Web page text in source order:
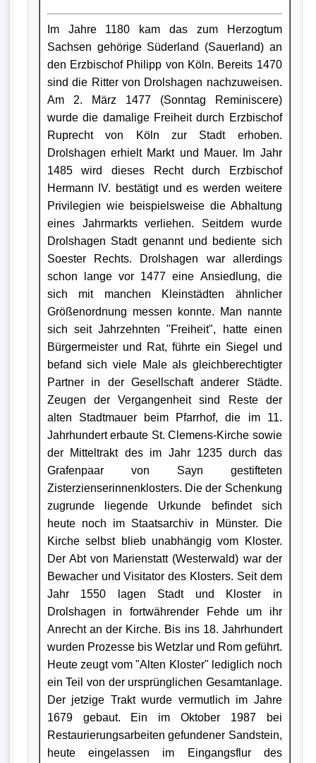
Im Jahre 1180 kam das zum Herzogtum
Sachsen gehörige Süderland (Sauerland) an
den Erzbischof Philipp von Köln. Bereits 1470
sind die Ritter von Drolshagen nachzuweisen.
Am 2. März 1477 (Sonntag Reminiscere)
wurde die damalige Freiheit durch Erzbischof
Ruprecht von Köln zur Stadt erhoben.
Drolshagen erhielt Markt und Mauer. Im Jahr
1485 wird dieses Recht durch Erzbischof
Hermann IV. bestätigt und es werden weitere
Privilegien wie beispielsweise die Abhaltung
eines Jahrmarkts verliehen. Seitdem wurde
Drolshagen Stadt genannt und bediente sich
Soester Rechts. Drolshagen war allerdings
schon lange vor 1477 eine Ansiedlung, die
sich mit manchen Kleinstädten ähnlicher
Größenordnung messen konnte. Man nannte
sich seit Jahrzehnten "Freiheit", hatte einen
Bürgermeister und Rat, führte ein Siegel und
befand sich viele Male als gleichberechtigter
Partner in der Gesellschaft anderer Städte.
Zeugen der Vergangenheit sind Reste der
alten Stadtmauer beim Pfarrhof, die im 11.
Jahrhundert erbaute St. Clemens-Kirche sowie
der Mitteltrakt des im Jahr 1235 durch das
Grafenpaar von Sayn gestifteten
Zisterzienserinnenklosters. Die der Schenkung
zugrunde liegende Urkunde befindet sich
heute noch im Staatsarchiv in Münster. Die
Kirche selbst blieb unabhängig vom Kloster.
Der Abt von Marienstatt (Westerwald) war der
Bewacher und Visitator des Klosters. Seit dem
Jahr 1550 lagen Stadt und Kloster in
Drolshagen in fortwährender Fehde um ihr
Anrecht an der Kirche. Bis ins 18. Jahrhundert
wurden Prozesse bis Wetzlar und Rom geführt.
Heute zeugt vom "Alten Kloster" lediglich noch
ein Teil von der ursprünglichen Gesamtanlage.
Der jetzige Trakt wurde vermutlich im Jahre
1679 gebaut. Ein im Oktober 1987 bei
Restaurierungsarbeiten gefundener Sandstein,
heute eingelassen im Eingangsflur des